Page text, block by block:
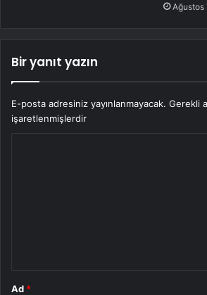
Ağustos
Bir yanıt yazın
E-posta adresiniz yayınlanmayacak. Gerekli
işaretlenmişlerdir
Ad *